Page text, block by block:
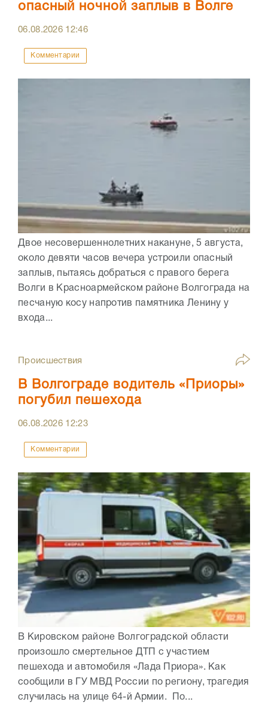
опасный ночной заплыв в Волге
06.08.2026 12:46
Комментарии
Двое несовершеннолетних накануне, 5 августа,
около девяти часов вечера устроили опасный
заплыв, пытаясь добраться с правого берега
Волги в Красноармейском районе Волгограда на
песчаную косу напротив памятника Ленину у
входа...
Происшествия
В Волгограде водитель «Приоры»
погубил пешехода
06.08.2026 12:23
Комментарии
В Кировском районе Волгоградской области
произошло смертельное ДТП с участием
пешехода и автомобиля «Лада Приора». Как
сообщили в ГУ МВД России по региону, трагедия
случилась на улице 64-й Армии. По...